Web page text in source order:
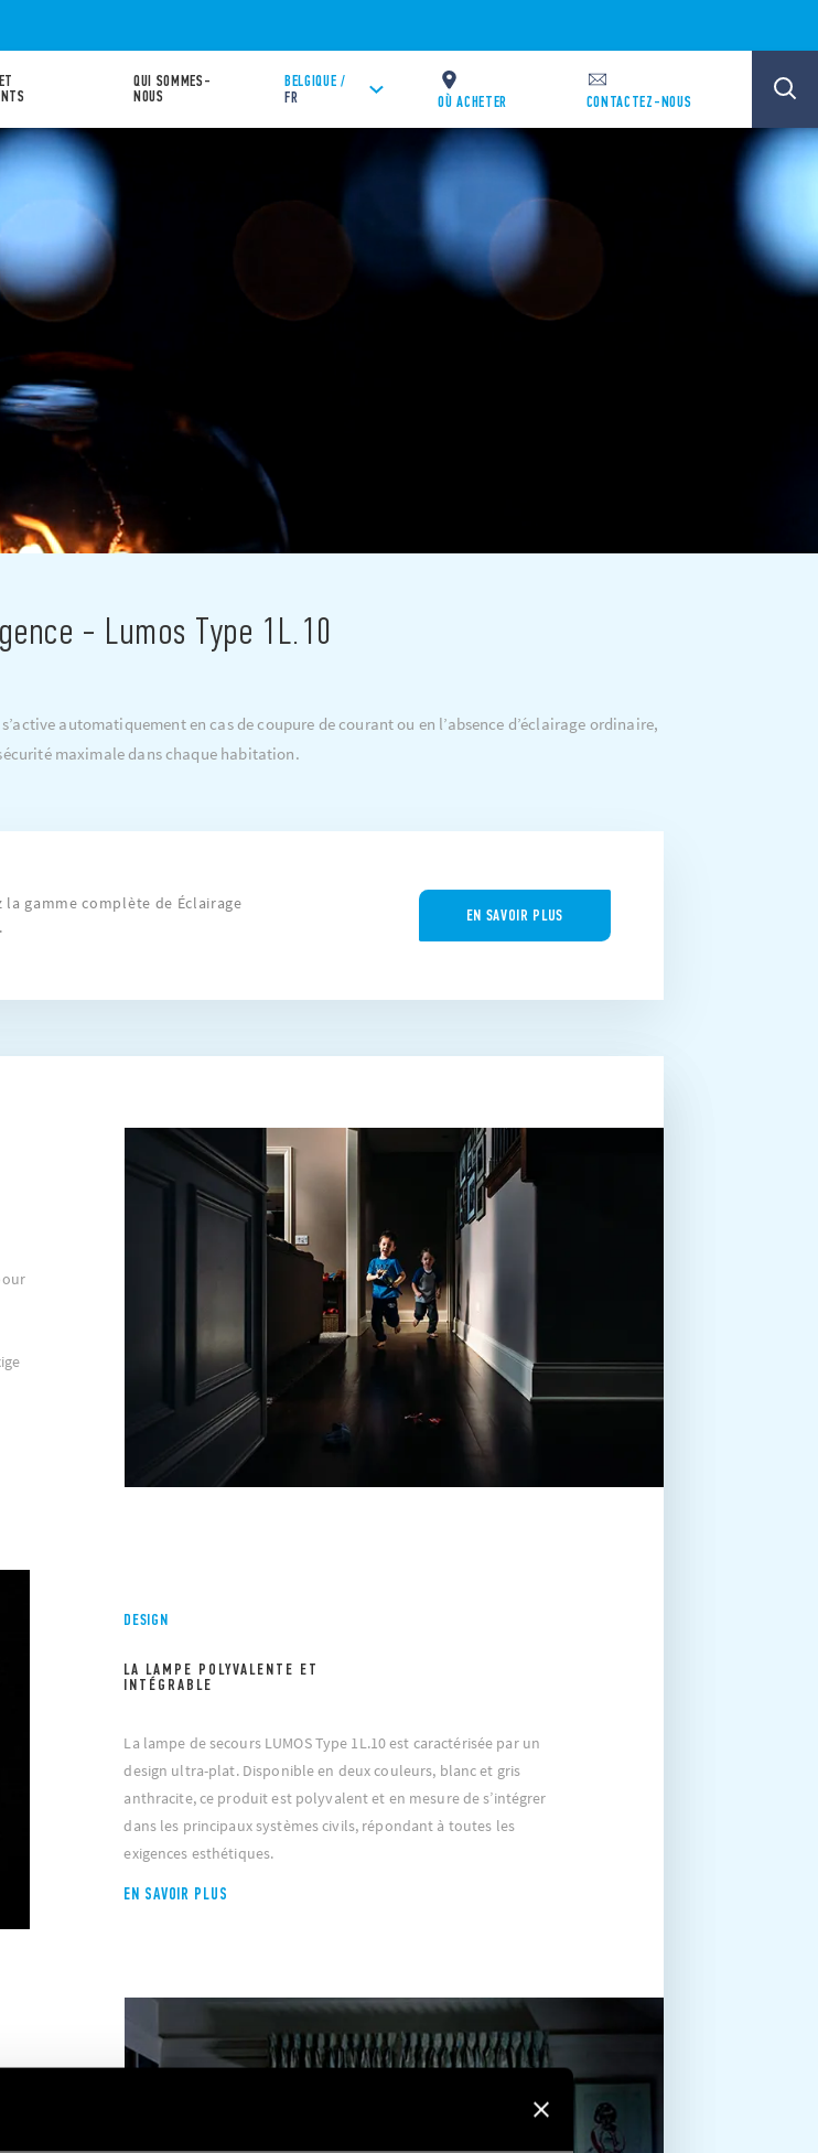
QUI SOMMES-
NOUS
BELGIQUE /
FR
OÙ ACHETER CONTACTEZ-NOUS
- Lumos Type 1L.10
automatiquement en cas de coupure de courant ou en l’absence d’éclairage ordinaire,
maximale dans chaque habitation.
la gamme complète de Éclairage
EN SAVOIR PLUS
DESIGN
LA LAMPE POLYVALENTE ET
INTÉGRABLE
La lampe de secours LUMOS Type 1L.10 est caractérisée par un
design ultra-plat. Disponible en deux couleurs, blanc et gris
anthracite, ce produit est polyvalent et en mesure de s’intégrer
dans les principaux systèmes civils, répondant à toutes les
exigences esthétiques.
EN SAVOIR PLUS